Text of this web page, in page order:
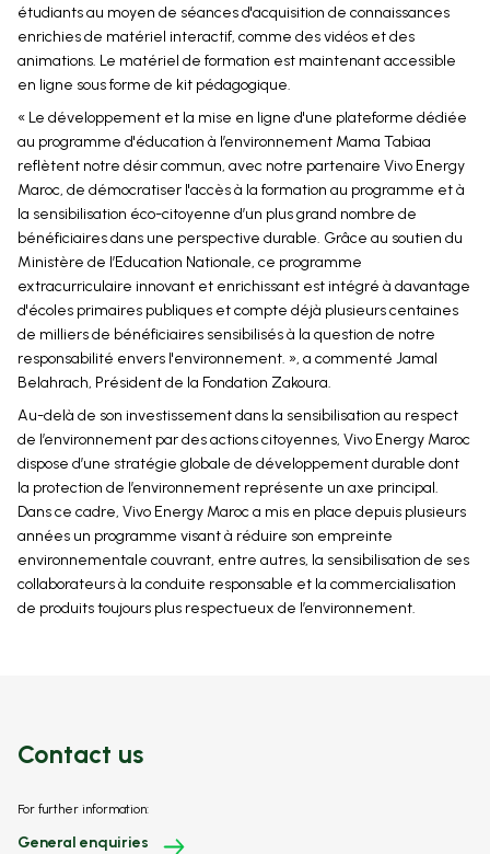
étudiants au moyen de séances d'acquisition de connaissances
enrichies de matériel interactif, comme des vidéos et des
animations. Le matériel de formation est maintenant accessible
en ligne sous forme de kit pédagogique.
« Le développement et la mise en ligne d'une plateforme dédiée
au programme d'éducation à l’environnement Mama Tabiaa
reflètent notre désir commun, avec notre partenaire Vivo Energy
Maroc, de démocratiser l'accès à la formation au programme et à
la sensibilisation éco-citoyenne d’un plus grand nombre de
bénéficiaires dans une perspective durable. Grâce au soutien du
Ministère de l’Education Nationale, ce programme
extracurriculaire innovant et enrichissant est intégré à davantage
d'écoles primaires publiques et compte déjà plusieurs centaines
de milliers de bénéficiaires sensibilisés à la question de notre
responsabilité envers l'environnement. », a commenté Jamal
Belahrach, Président de la Fondation Zakoura.
Au-delà de son investissement dans la sensibilisation au respect
de l’environnement par des actions citoyennes, Vivo Energy Maroc
dispose d’une stratégie globale de développement durable dont
la protection de l’environnement représente un axe principal.
Dans ce cadre, Vivo Energy Maroc a mis en place depuis plusieurs
années un programme visant à réduire son empreinte
environnementale couvrant, entre autres, la sensibilisation de ses
collaborateurs à la conduite responsable et la commercialisation
de produits toujours plus respectueux de l’environnement.
Contact us
For further information:
General enquiries